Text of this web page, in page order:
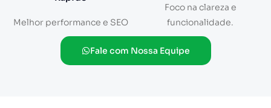
Melhor performance e SEO
Foco na clareza e
funcionalidade.
Fale com Nossa Equipe